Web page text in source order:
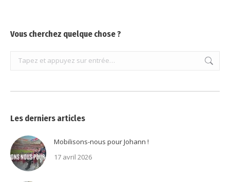
Vous cherchez quelque chose ?
Recherche
Les derniers articles
Mobilisons-nous pour Johann !
17 avril 2026